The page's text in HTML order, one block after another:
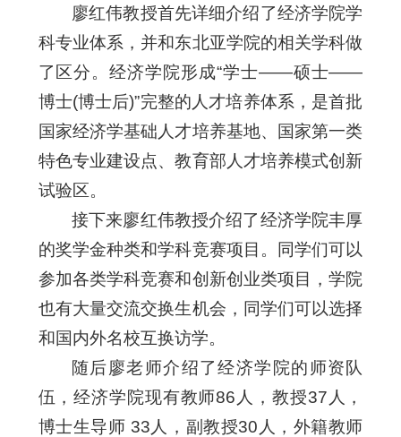
廖红伟教授首先详细介绍了经济学院学
科专业体系，并和东北亚学院的相关学科做
了区分。经济学院形成“学士——硕士——
博士(博士后)”完整的人才培养体系，是首批
国家经济学基础人才培养基地、国家第一类
特色专业建设点、教育部人才培养模式创新
试验区。
接下来廖红伟教授介绍了经济学院丰厚
的奖学金种类和学科竞赛项目。同学们可以
参加各类学科竞赛和创新创业类项目，学院
也有大量交流交换生机会，同学们可以选择
和国内外名校互换访学。
随后廖老师介绍了经济学院的师资队
伍，经济学院现有教师86人，教授37人，
博士生导师 33人，副教授30人，外籍教师